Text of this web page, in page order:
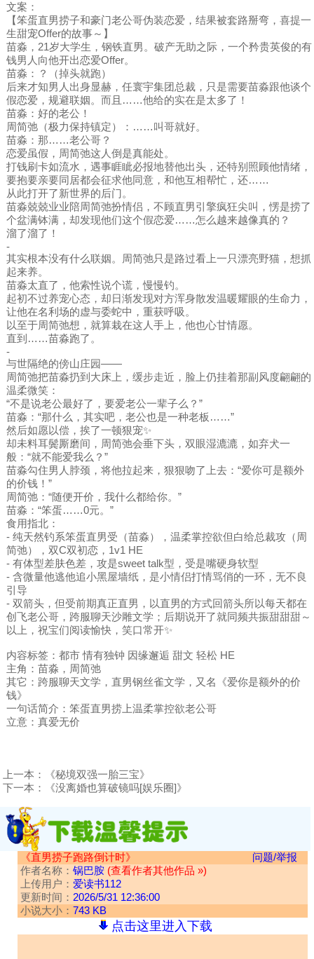
文案：
【笨蛋直男捞子和豪门老公哥伪装恋爱，结果被套路掰弯，喜提一
生甜宠Offer的故事～】
苗淼，21岁大学生，钢铁直男。破产无助之际，一个矜贵英俊的有
钱男人向他开出恋爱Offer。
苗淼：？（掉头就跑）
后来才知男人出身显赫，任寰宇集团总裁，只是需要苗淼跟他谈个
假恋爱，规避联姻。而且……他给的实在是太多了！
苗淼：好的老公！
周简弛（极力保持镇定）：……叫哥就好。
苗淼：那……老公哥？
恋爱虽假，周简弛这人倒是真能处。
打钱刷卡如流水，遇事睚眦必报地替他出头，还特别照顾他情绪，
要抱要亲要同居都会征求他同意，和他互相帮忙，还……
从此打开了新世界的后门。
苗淼兢兢业业陪周简弛扮情侣，不顾直男引擎疯狂尖叫，愣是捞了
个盆满钵满，却发现他们这个假恋爱……怎么越来越像真的？
溜了溜了！
-
其实根本没有什么联姻。周简弛只是路过看上一只漂亮野猫，想抓
起来养。
苗淼太直了，他索性说个谎，慢慢钓。
起初不过养宠心态，却日渐发现对方浑身散发温暖耀眼的生命力，
让他在名利场的虚与委蛇中，重获呼吸。
以至于周简弛想，就算栽在这人手上，他也心甘情愿。
直到……苗淼跑了。
-
与世隔绝的傍山庄园——
周简弛把苗淼扔到大床上，缓步走近，脸上仍挂着那副风度翩翩的
温柔微笑：
“不是说老公最好了，要爱老公一辈子么？”
苗淼：“那什么，其实吧，老公也是一种老板……”
然后如愿以偿，挨了一顿狠宠✨
却未料耳鬓厮磨间，周简弛会垂下头，双眼湿漉漉，如弃犬一
般：“就不能爱我么？”
苗淼勾住男人脖颈，将他拉起来，狠狠吻了上去：“爱你可是额外
的价钱！”
周简弛：“随便开价，我什么都给你。”
苗淼：“笨蛋……0元。”
食用指北：
- 纯天然钓系笨蛋直男受（苗淼），温柔掌控欲但白给总裁攻（周
简弛），双C双初恋，1v1 HE
- 有体型差肤色差，攻是sweet talk型，受是嘴硬身软型
- 含微量他逃他追小黑屋墙纸，是小情侣打情骂俏的一环，无不良
引导
- 双箭头，但受前期真正直男，以直男的方式回箭头所以每天都在
创飞老公哥，跨服聊天沙雕文学；后期说开了就同频共振甜甜甜～
以上，祝宝们阅读愉快，笑口常开✨
内容标签：都市 情有独钟 因缘邂逅 甜文 轻松 HE
主角：苗淼，周简弛
其它：跨服聊天文学，直男钢丝雀文学，又名《爱你是额外的价
钱》
一句话简介：笨蛋直男捞上温柔掌控欲老公哥
立意：真爱无价
上一本：
《秘境双强一胎三宝》
下一本：
《没离婚也算破镜吗[娱乐圈]》
《直男捞子跑路倒计时》
问题/举报
作者名称： 锅巴胺 (查看作者其他作品 »)
上传用户： 爱读书112
更新时间： 2026/5/31 12:36:00
小说大小： 743 KB
点击这里进入下载